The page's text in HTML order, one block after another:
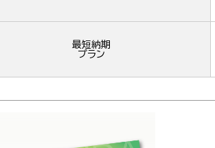
最短納期
プラン